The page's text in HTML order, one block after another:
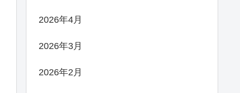
2026年4月
2026年3月
2026年2月